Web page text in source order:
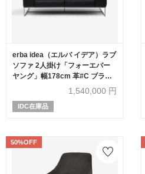
erba idea（エルバ イデア）ラブ
ソファ 2人掛け「フォーエバー
ヤング」幅178cm 革#C ブラッ
1,540,000 円
IDC在庫品
50%OFF